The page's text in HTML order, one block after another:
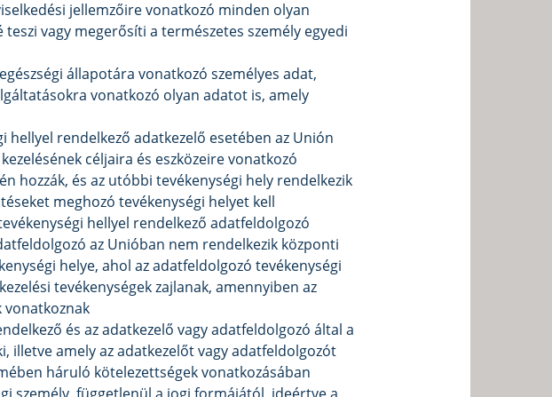
jellemzőire vonatkozó minden olyan
vagy megerősíti a természetes személy egyedi
állapotára vonatkozó személyes adat,
vonatkozó olyan adatot is, amely
hellyel rendelkező adatkezelő esetében az Unión
céljaira és eszközeire vonatkozó
hozzák, és az utóbbi tevékenységi hely rendelkezik
meghozó tevékenységi helyet kell
hellyel rendelkező adatfeldolgozó
az Unióban nem rendelkezik központi
helye, ahol az adatfeldolgozó tevékenységi
tevékenységek zajlanak, amennyiben az
és az adatkezelő vagy adatfeldolgozó által a
illetve amely az adatkezelőt vagy adatfeldolgozót
háruló kötelezettségek vonatkozásában